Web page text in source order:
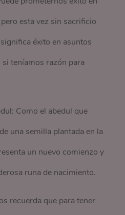
esta vez sin sacrificio
éxito en asuntos
si teníamos razón para
Como el abedul que
una semilla plantada en la
un nuevo comienzo y
runa de nacimiento.
recuerda que para tener